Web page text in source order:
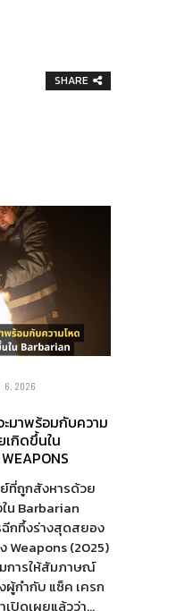
SHARE
6, 2026
ะมาพร้อมกับความ
เกิดขึ้นใน
ที่ถูกสังหารด้วย
น Barbarian
ฉีกทึ้งร่างสุดสยอง
Weapons (2025)
การให้สัมภาษณ์
ผู้กำกับ แซ็ค เครก
เปิดเผยแล้วว่า…